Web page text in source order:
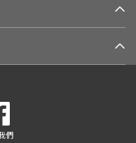
們